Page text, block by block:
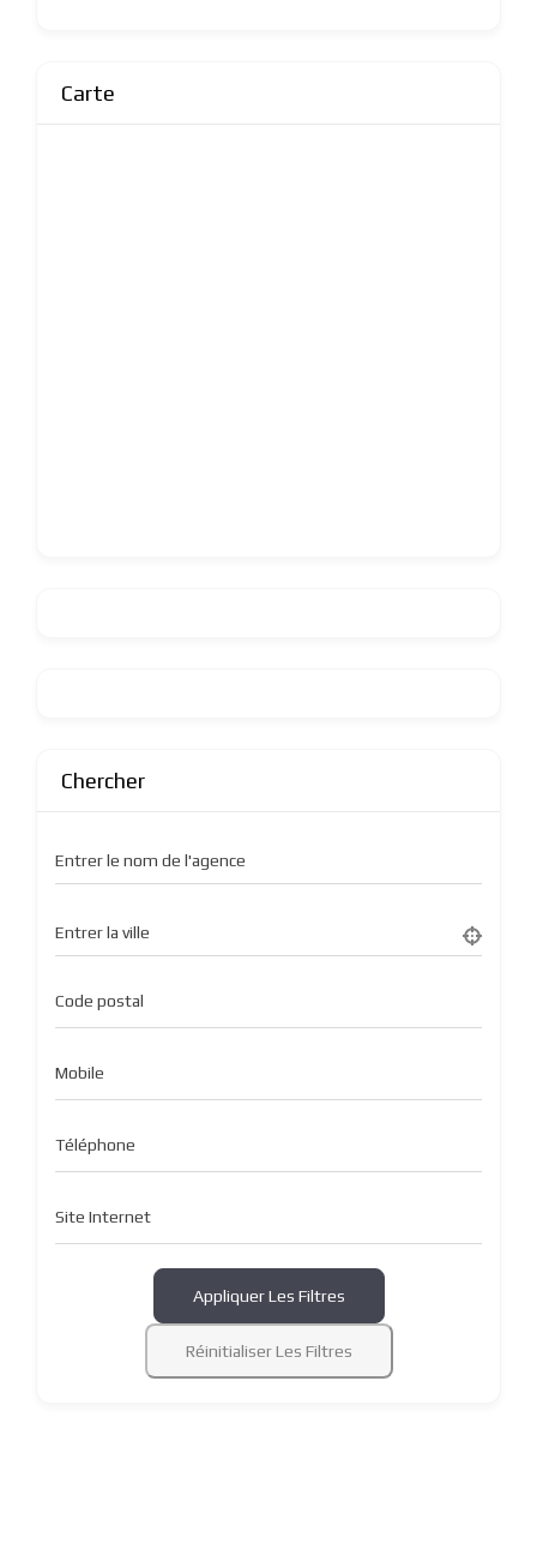
Carte
Chercher
Entrer le nom de l'agence
Entrer la ville
Code postal
Mobile
Téléphone
Site Internet
Appliquer Les Filtres
Réinitialiser Les Filtres